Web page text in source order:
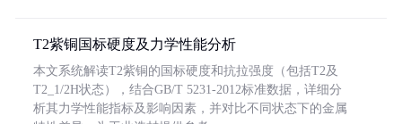
T2紫铜国标硬度及力学性能分析
本文系统解读T2紫铜的国标硬度和抗拉强度（包括T2及
T2_1/2H状态），结合GB/T 5231-2012标准数据，详细分
析其力学性能指标及影响因素，并对比不同状态下的金属